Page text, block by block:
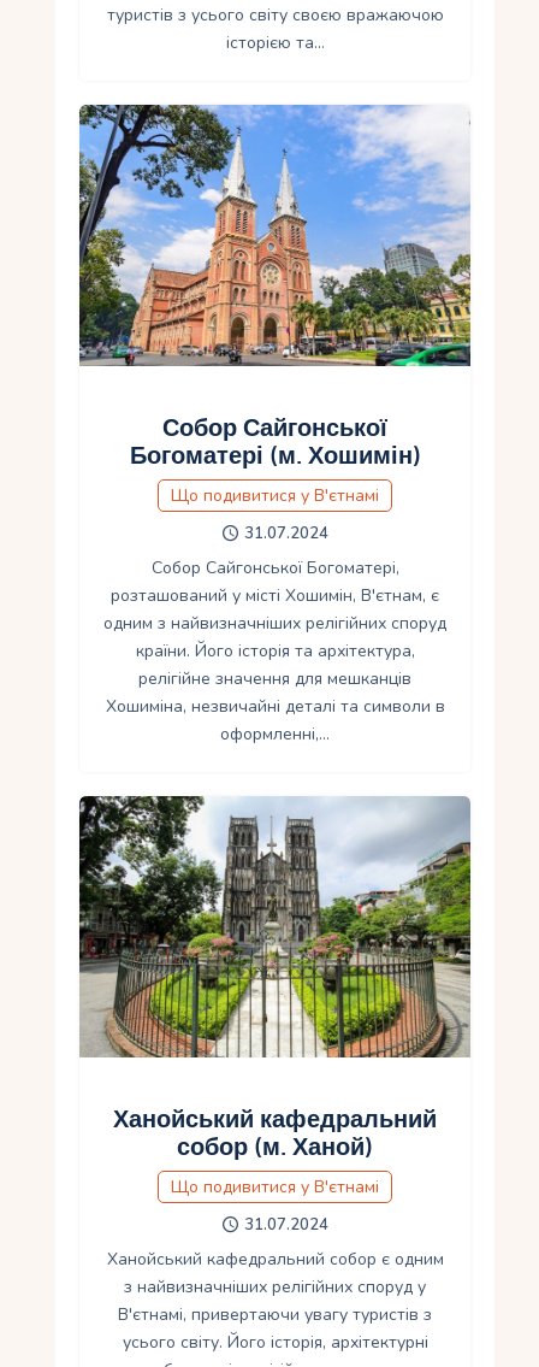
туристів з усього світу своєю вражаючою
історією та…
Собор Сайгонської
Богоматері (м. Хошимін)
Що подивитися у В'єтнамі
31.07.2024
Собор Сайгонської Богоматері,
розташований у місті Хошимін, В'єтнам, є
одним з найвизначніших релігійних споруд
країни. Його історія та архітектура,
релігійне значення для мешканців
Хошиміна, незвичайні деталі та символи в
оформленні,…
Ханойський кафедральний
собор (м. Ханой)
Що подивитися у В'єтнамі
31.07.2024
Ханойський кафедральний собор є одним
з найвизначніших релігійних споруд у
В'єтнамі, привертаючи увагу туристів з
усього світу. Його історія, архітектурні